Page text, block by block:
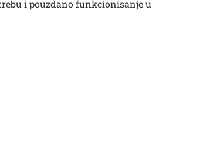
i pouzdano funkcionisanje u